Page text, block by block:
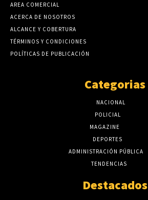
AREA COMERCIAL
ACERCA DE NOSOTROS
ALCANCE Y COBERTURA
TÉRMINOS Y CONDICIONES
POLÍTICAS DE PUBLICACIÓN
Categorias
NACIONAL
POLICIAL
MAGAZINE
DEPORTES
ADMINISTRACIÓN PÚBLICA
TENDENCIAS
Destacados